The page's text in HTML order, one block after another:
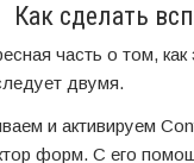
Как сделать
часть о том,
двумя.
и активируем
форм. С его